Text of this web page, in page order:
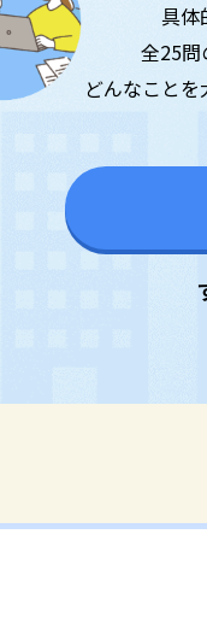
具体
全25問
どんなことを